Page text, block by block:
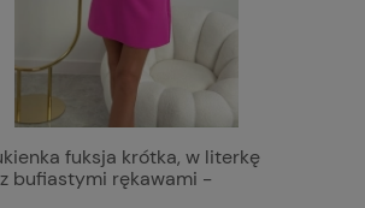
fuksja krótka, w literkę
bufiastymi rękawami -